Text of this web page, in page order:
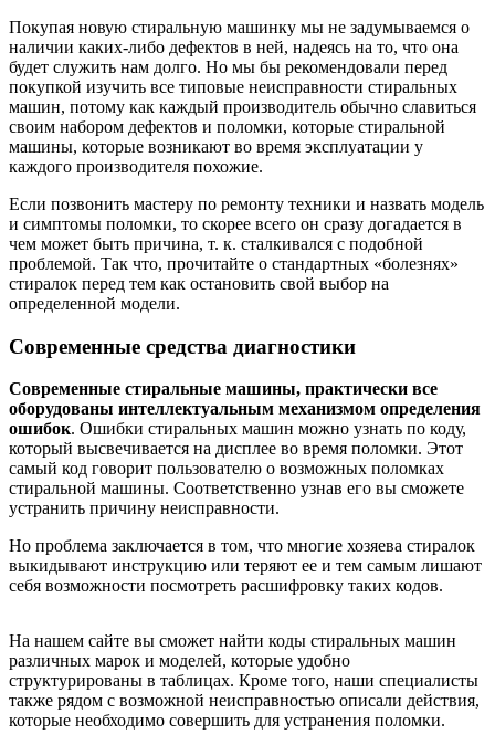
Покупая новую стиральную машинку мы не задумываемся о
наличии каких-либо дефектов в ней, надеясь на то, что она
будет служить нам долго. Но мы бы рекомендовали перед
покупкой изучить все типовые неисправности стиральных
машин, потому как каждый производитель обычно славиться
своим набором дефектов и поломки, которые стиральной
машины, которые возникают во время эксплуатации у
каждого производителя похожие.
Если позвонить мастеру по ремонту техники и назвать модель
и симптомы поломки, то скорее всего он сразу догадается в
чем может быть причина, т. к. сталкивался с подобной
проблемой. Так что, прочитайте о стандартных «болезнях»
стиралок перед тем как остановить свой выбор на
определенной модели.
Современные средства диагностики
Современные стиральные машины, практически все
оборудованы интеллектуальным механизмом определения
ошибок. Ошибки стиральных машин можно узнать по коду,
который высвечивается на дисплее во время поломки. Этот
самый код говорит пользователю о возможных поломках
стиральной машины. Соответственно узнав его вы сможете
устранить причину неисправности.
Но проблема заключается в том, что многие хозяева стиралок
выкидывают инструкцию или теряют ее и тем самым лишают
себя возможности посмотреть расшифровку таких кодов.
На нашем сайте вы сможет найти коды стиральных машин
различных марок и моделей, которые удобно
структурированы в таблицах. Кроме того, наши специалисты
также рядом с возможной неисправностью описали действия,
которые необходимо совершить для устранения поломки.